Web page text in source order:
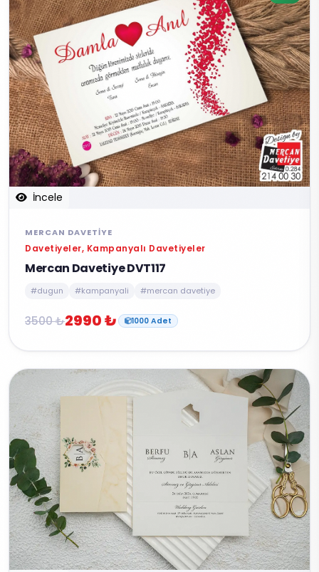
İncele
MERCAN DAVETIYE
Davetiyeler, Kampanyalı Davetiyeler
Mercan Davetiye DVT117
#dugun #kampanyali #mercan davetiye
3500 ₺2990 ₺ 1000 Adet